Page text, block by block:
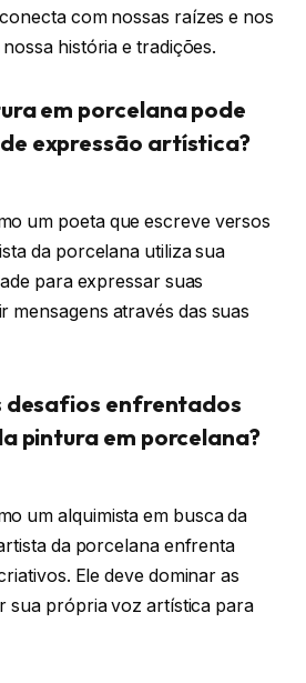
com nossas raízes e nos
história e tradições.
em porcelana pode
expressão artística?
um poeta que escreve versos
da porcelana utiliza sua
para expressar suas
mensagens através das suas
desafios enfrentados
pintura em porcelana?
um alquimista em busca da
da porcelana enfrenta
Ele deve dominar as
sua própria voz artística para